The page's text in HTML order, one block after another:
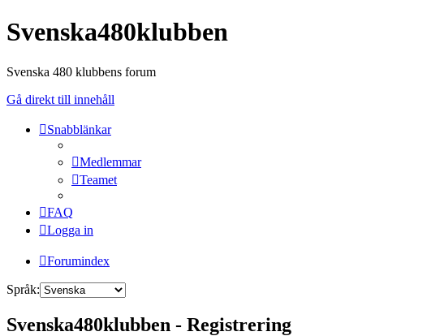
Svenska480klubben
Svenska 480 klubbens forum
Gå direkt till innehåll
Snabblänkar
Medlemmar
Teamet
FAQ
Logga in
Forumindex
Språk:
Svenska480klubben - Registrering